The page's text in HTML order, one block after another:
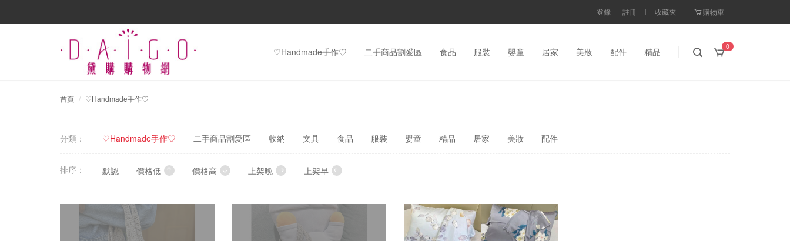
登錄 註冊 收藏夾 購物車
0
♡Handmade手作♡ 二手商品割愛區 食品 服裝 嬰童 居家 美妝 配件 精品
首頁 ♡Handmade手作♡
分類： ♡Handmade手作♡ 二手商品割愛區 收納 文具 食品 服裝 嬰童 精品 居家 美妝 配件
排序： 默認 價格低 價格高 上架晚 上架早